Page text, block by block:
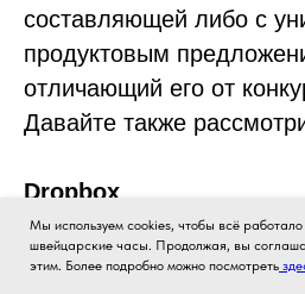
составляющей либо с
продуктовым
отличающий его от
Давайте также
Dropbox
Когда Dropbox
Мы используем cookies, чтобы всё
швейцарские часы. Продолжая, вы
этим. Более подробно можно посмотреть